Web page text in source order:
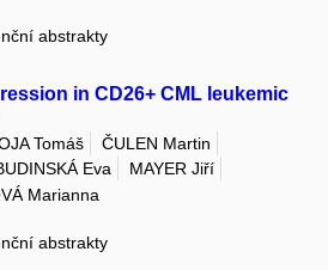
abstrakty
in CD26+ CML leukemic
Tomáš
ČULEN Martin
Eva
MAYER Jiří
Marianna
abstrakty